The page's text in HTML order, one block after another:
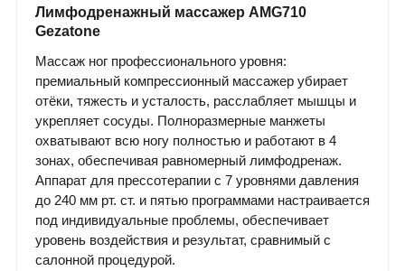
Лимфодренажный массажер AMG710
Gezatone
Массаж ног профессионального уровня:
премиальный компрессионный массажер убирает
отёки, тяжесть и усталость, расслабляет мышцы и
укрепляет сосуды. Полноразмерные манжеты
охватывают всю ногу полностью и работают в 4
зонах, обеспечивая равномерный лимфодренаж.
Аппарат для прессотерапии с 7 уровнями давления
до 240 мм рт. ст. и пятью программами настраивается
под индивидуальные проблемы, обеспечивает
уровень воздействия и результат, сравнимый с
салонной процедурой.